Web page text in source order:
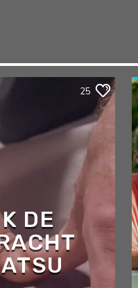
25
DE